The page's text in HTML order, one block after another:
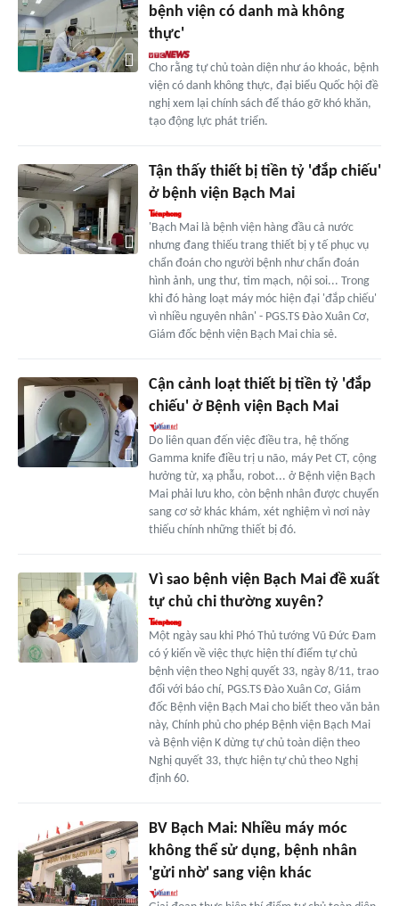
bệnh viện có danh mà không
thực'
Cho rằng tự chủ toàn diện như áo khoác, bệnh
viện có danh không thực, đại biểu Quốc hội đề
nghị xem lại chính sách để tháo gỡ khó khăn,
tạo động lực phát triển.
Tận thấy thiết bị tiền tỷ 'đắp chiếu'
ở bệnh viện Bạch Mai
'Bạch Mai là bệnh viện hàng đầu cả nước
nhưng đang thiếu trang thiết bị y tế phục vụ
chẩn đoán cho người bệnh như chẩn đoán
hình ảnh, ung thư, tim mạch, nội soi... Trong
khi đó hàng loạt máy móc hiện đại 'đắp chiếu'
vì nhiều nguyên nhân' - PGS.TS Đào Xuân Cơ,
Giám đốc bệnh viện Bạch Mai chia sẻ.
Cận cảnh loạt thiết bị tiền tỷ 'đắp
chiếu' ở Bệnh viện Bạch Mai
Do liên quan đến việc điều tra, hệ thống
Gamma knife điều trị u não, máy Pet CT, cộng
hưởng từ, xạ phẫu, robot... ở Bệnh viện Bạch
Mai phải lưu kho, còn bệnh nhân được chuyển
sang cơ sở khác khám, xét nghiệm vì nơi này
thiếu chính những thiết bị đó.
Vì sao bệnh viện Bạch Mai đề xuất
tự chủ chi thường xuyên?
Một ngày sau khi Phó Thủ tướng Vũ Đức Đam
có ý kiến về việc thực hiện thí điểm tự chủ
bệnh viện theo Nghị quyết 33, ngày 8/11, trao
đổi với báo chí, PGS.TS Đào Xuân Cơ, Giám
đốc Bệnh viện Bạch Mai cho biết theo văn bản
này, Chính phủ cho phép Bệnh viện Bạch Mai
và Bệnh viện K dừng tự chủ toàn diện theo
Nghị quyết 33, thực hiện tự chủ theo Nghị
định 60.
BV Bạch Mai: Nhiều máy móc
không thể sử dụng, bệnh nhân
'gửi nhờ' sang viện khác